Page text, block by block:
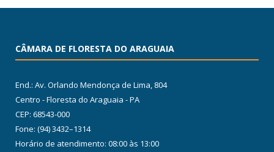
CÂMARA DE FLORESTA DO ARAGUAIA
End.: Av. Orlando Mendonça de Lima, 804
Centro - Floresta do Araguaia - PA
CEP: 68543-000
Fone: (94) 3432–1314
Horário de atendimento: 08:00 às 13:00